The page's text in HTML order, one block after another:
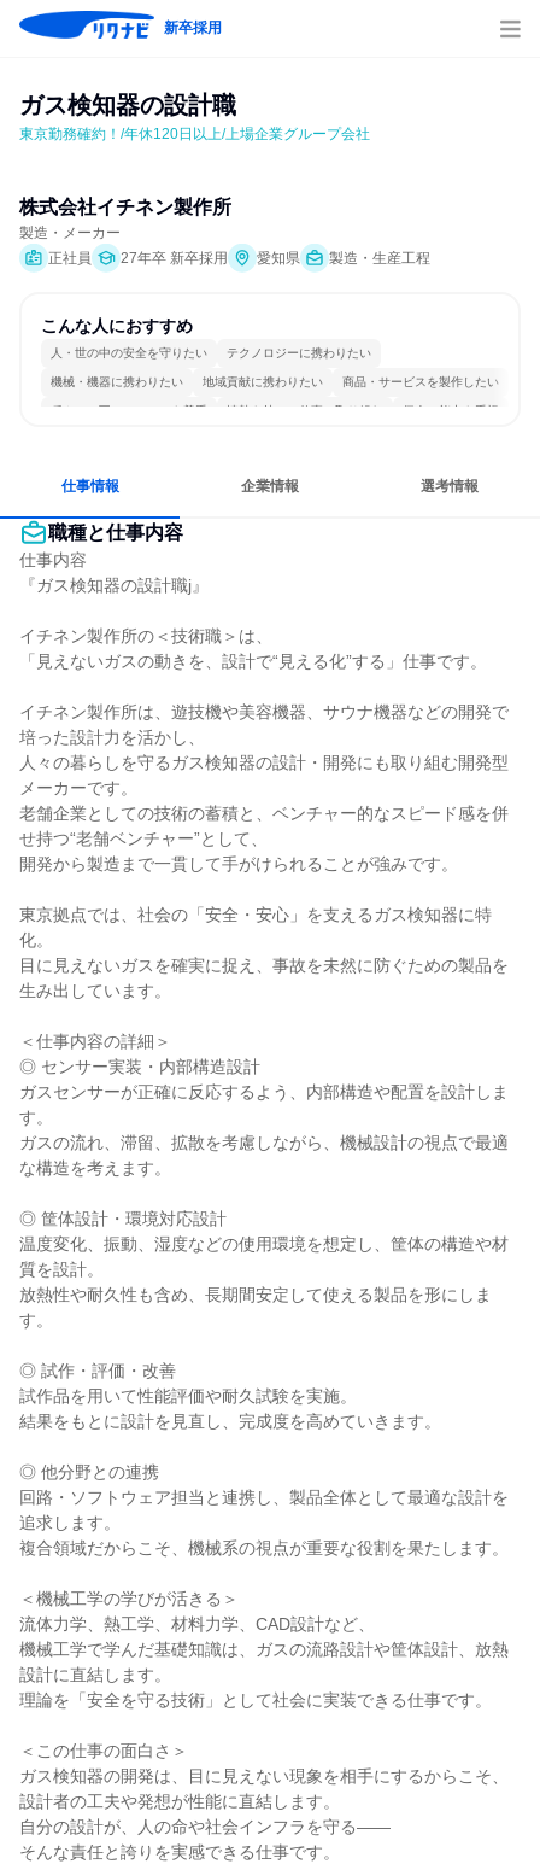
新卒採用
ガス検知器の設計職
東京勤務確約！/年休120日以上/上場企業グループ会社
株式会社イチネン製作所
製造・メーカー
正社員
27年卒 新卒採用 愛知県 製造・生産工程
こんな人におすすめ
人・世の中の安全を守りたい テクノロジーに携わりたい
機械・機器に携わりたい 地域貢献に携わりたい 商品・サービスを製作したい
穏やかで互いのペースを尊重 情熱を持って仕事に取り組む 個人の能力を重視
仕事情報 企業情報 選考情報
職種と仕事内容
仕事内容
『ガス検知器の設計職j』
イチネン製作所の＜技術職＞は、
「見えないガスの動きを、設計で“見える化”する」仕事です。
イチネン製作所は、遊技機や美容機器、サウナ機器などの開発で
培った設計力を活かし、
人々の暮らしを守るガス検知器の設計・開発にも取り組む開発型
メーカーです。
老舗企業としての技術の蓄積と、ベンチャー的なスピード感を併
せ持つ“老舗ベンチャー”として、
開発から製造まで一貫して手がけられることが強みです。
東京拠点では、社会の「安全・安心」を支えるガス検知器に特
化。
目に見えないガスを確実に捉え、事故を未然に防ぐための製品を
生み出しています。
＜仕事内容の詳細＞
◎ センサー実装・内部構造設計
ガスセンサーが正確に反応するよう、内部構造や配置を設計しま
す。
ガスの流れ、滞留、拡散を考慮しながら、機械設計の視点で最適
な構造を考えます。
◎ 筐体設計・環境対応設計
温度変化、振動、湿度などの使用環境を想定し、筐体の構造や材
質を設計。
放熱性や耐久性も含め、長期間安定して使える製品を形にしま
す。
◎ 試作・評価・改善
試作品を用いて性能評価や耐久試験を実施。
結果をもとに設計を見直し、完成度を高めていきます。
◎ 他分野との連携
回路・ソフトウェア担当と連携し、製品全体として最適な設計を
追求します。
複合領域だからこそ、機械系の視点が重要な役割を果たします。
＜機械工学の学びが活きる＞
流体力学、熱工学、材料力学、CAD設計など、
機械工学で学んだ基礎知識は、ガスの流路設計や筐体設計、放熱
設計に直結します。
理論を「安全を守る技術」として社会に実装できる仕事です。
＜この仕事の面白さ＞
ガス検知器の開発は、目に見えない現象を相手にするからこそ、
設計者の工夫や発想が性能に直結します。
自分の設計が、人の命や社会インフラを守る――
そんな責任と誇りを実感できる仕事です。